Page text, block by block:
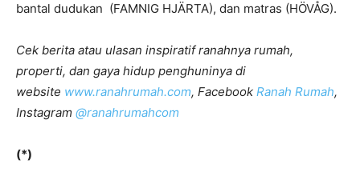
bantal dudukan (FAMNIG HJÄRTA), dan matras (HÖVÅG).
Cek berita atau ulasan inspiratif ranahnya rumah,
properti, dan gaya hidup penghuninya di
website www.ranahrumah.com, Facebook Ranah Rumah,
Instagram @ranahrumahcom
(*)